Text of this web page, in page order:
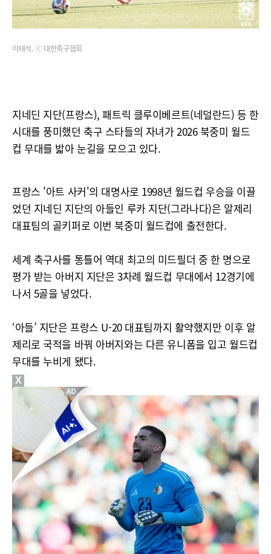
이태석. ⓒ 대한축구협회
지네딘 지단(프랑스), 패트릭 클루이베르트(네덜란드) 등 한
시대를 풍미했던 축구 스타들의 자녀가 2026 북중미 월드
컵 무대를 밟아 눈길을 모으고 있다.
프랑스 '아트 사커'의 대명사로 1998년 월드컵 우승을 이끌
었던 지네딘 지단의 아들인 루카 지단(그라나다)은 알제리
대표팀의 골키퍼로 이번 북중미 월드컵에 출전한다.
세계 축구사를 통틀어 역대 최고의 미드필더 중 한 명으로
평가 받는 아버지 지단은 3차례 월드컵 무대에서 12경기에
나서 5골을 넣었다.
‘아들’ 지단은 프랑스 U-20 대표팀까지 활약했지만 이후 알
제리로 국적을 바꿔 아버지와는 다른 유니폼을 입고 월드컵
무대를 누비게 됐다.
X